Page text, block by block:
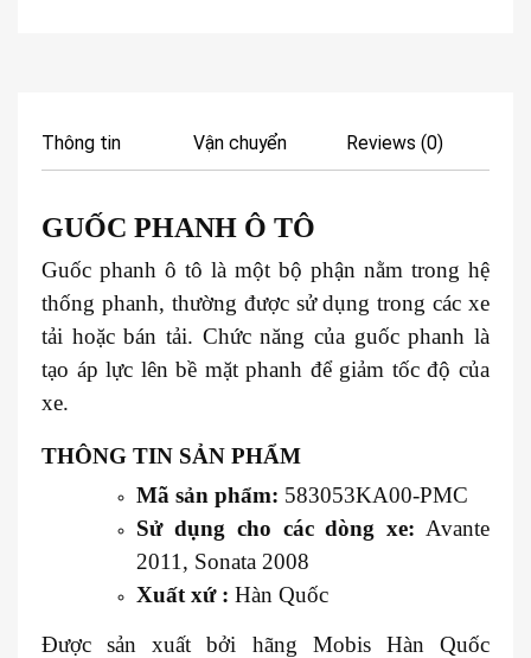
Thông tin Vận chuyển Reviews (0)
GUỐC PHANH Ô TÔ
Guốc phanh ô tô là một bộ phận nằm trong hệ
thống phanh, thường được sử dụng trong các xe
tải hoặc bán tải. Chức năng của guốc phanh là
tạo áp lực lên bề mặt phanh để giảm tốc độ của
xe.
THÔNG TIN SẢN PHẨM
Mã sản phẩm: 583053KA00-PMC
Sử dụng cho các dòng xe: Avante
2011, Sonata 2008
Xuất xứ : Hàn Quốc
Được sản xuất bởi hãng Mobis Hàn Quốc